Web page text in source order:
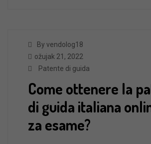
By vendolog18
ožujak 21, 2022
Patente di guida
Come ottenere la
di guida italiana
za esame?